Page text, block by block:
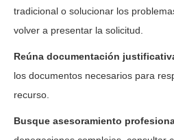
tradicional o solucionar los
volver a presentar la solicitud.
Reúna documentación
los documentos necesarios para
recurso.
Busque asesoramiento